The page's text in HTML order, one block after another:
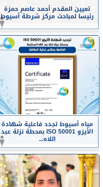
تعيين المقدم أحمد عاصم حمزة
رئيسا لمباحث مركز شرطة أسيوط
مياه أسيوط تجدد فاعلية شهادة
الأيزو ISO 50001 بمحطة نزلة عبد
اللاه...